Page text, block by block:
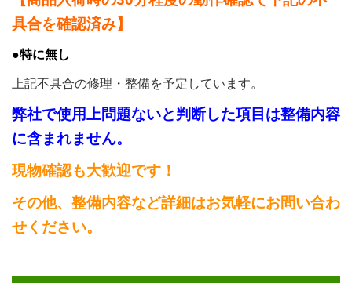
具合を確認済み】
●特に無し
上記不具合の修理・整備を予定しています。
弊社で使用上問題ないと判断した項目は整備内容
に含まれません。
現物確認も大歓迎です！
その他、整備内容など詳細はお気軽にお問い合わ
せください。